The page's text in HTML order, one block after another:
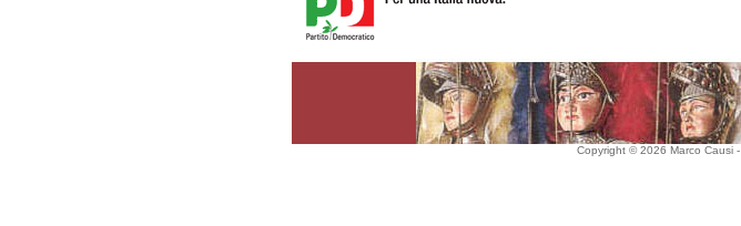
Copyright © 2026 Marco Causi -